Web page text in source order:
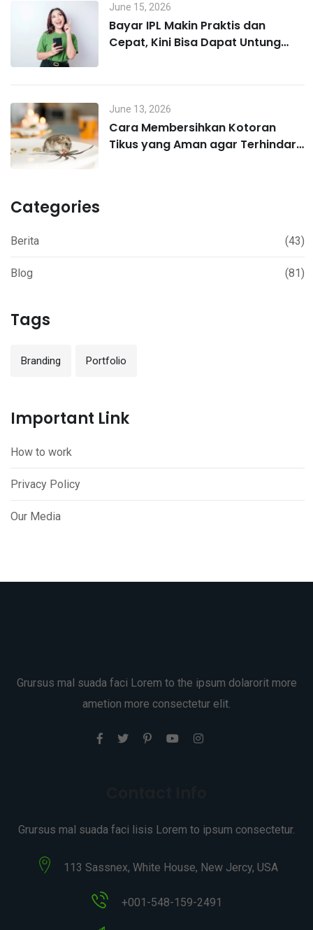
June 15, 2026
Bayar IPL Makin Praktis dan
Cepat, Kini Bisa Dapat Untung
June 13, 2026
Cara Membersihkan Kotoran
Tikus yang Aman agar Terhindar
Categories
Berita (43)
Blog (81)
Tags
Branding Portfolio
Important Link
How to work
Privacy Policy
Our Media
Grursus mal suada faci Lorem to the ipsum dolarorit more
ametion more consectetur elit.
Grursus mal suada faci lisis Lorem to ipsum consectetur.
113 Sassnex, White House, New Jercy, USA
+001-548-159-2491